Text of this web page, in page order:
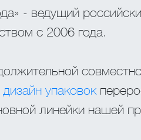
- ведущий
с 2006 года.
дизайн упаковок
линейки нашей